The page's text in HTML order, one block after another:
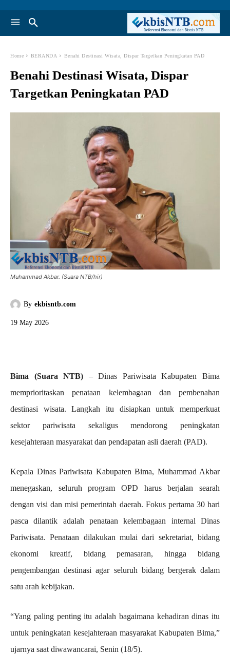
Home BERANDA Benahi Destinasi Wisata, Dispar Targetkan Peningkatan PAD
Benahi Destinasi Wisata, Dispar
Targetkan Peningkatan PAD
Muhammad Akbar. (Suara NTB/hir)
By ekbisntb.com
19 May 2026
Bima (Suara NTB) – Dinas Pariwisata Kabupaten Bima
memprioritaskan penataan kelembagaan dan pembenahan
destinasi wisata. Langkah itu disiapkan untuk memperkuat
sektor pariwisata sekaligus mendorong peningkatan
kesejahteraan masyarakat dan pendapatan asli daerah (PAD).
Kepala Dinas Pariwisata Kabupaten Bima, Muhammad Akbar
menegaskan, seluruh program OPD harus berjalan searah
dengan visi dan misi pemerintah daerah. Fokus pertama 30 hari
pasca dilantik adalah penataan kelembagaan internal Dinas
Pariwisata. Penataan dilakukan mulai dari sekretariat, bidang
ekonomi kreatif, bidang pemasaran, hingga bidang
pengembangan destinasi agar seluruh bidang bergerak dalam
satu arah kebijakan.
“Yang paling penting itu adalah bagaimana kehadiran dinas itu
untuk peningkatan kesejahteraan masyarakat Kabupaten Bima,”
ujarnya saat diwawancarai, Senin (18/5).